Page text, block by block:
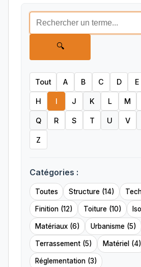
🔍
Tout A B C D E
H I J K L M
Q R S T U V
Z
Catégories :
Toutes Structure (14)
Finition (12) Toiture (10)
Matériaux (6) Urbanisme (5)
Terrassement (5) Matériel (4)
Réglementation (3)